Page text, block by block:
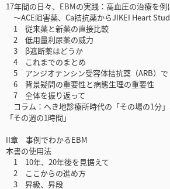
17年間の日々、EBMの実践：高血圧の治療を例
～ACE阻害薬、Ca拮抗薬からJIKEI Heart
1 従来薬と新薬の直接比較
2 低用量利尿薬の威力
3 β遮断薬はどうか
4 これまでのまとめ
5 アンジオテンシン受容体拮抗薬（ARB）で
6 背景疑問の重要性と病態生理の重要性
7 全体を振り返って
コラム：へき地診療所時代の「その場の1分」
「その週の1時間」
II章 事例でわかるEBM
本書の使用法
1 10年、20年後を見据えて
2 ここからの進め方
3 昇級、昇段